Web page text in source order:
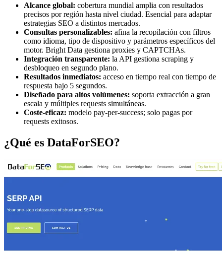
Alcance global: cobertura mundial amplia con resultados
precisos por región hasta nivel ciudad. Esencial para adaptar
estrategias SEO a distintos mercados.
Consultas personalizables: afina la recopilación con filtros
como idioma, tipo de dispositivo y parámetros específicos del
motor. Bright Data gestiona proxies y CAPTCHAs.
Integración transparente: la API gestiona scraping y
desbloqueo en segundo plano.
Resultados inmediatos: acceso en tiempo real con tiempo de
respuesta bajo 5 segundos.
Diseñado para altos volúmenes: soporta extracción a gran
escala y múltiples requests simultáneas.
Coste-eficaz: modelo pay-per-success; solo pagas por
requests exitosos.
¿Qué es DataForSEO?